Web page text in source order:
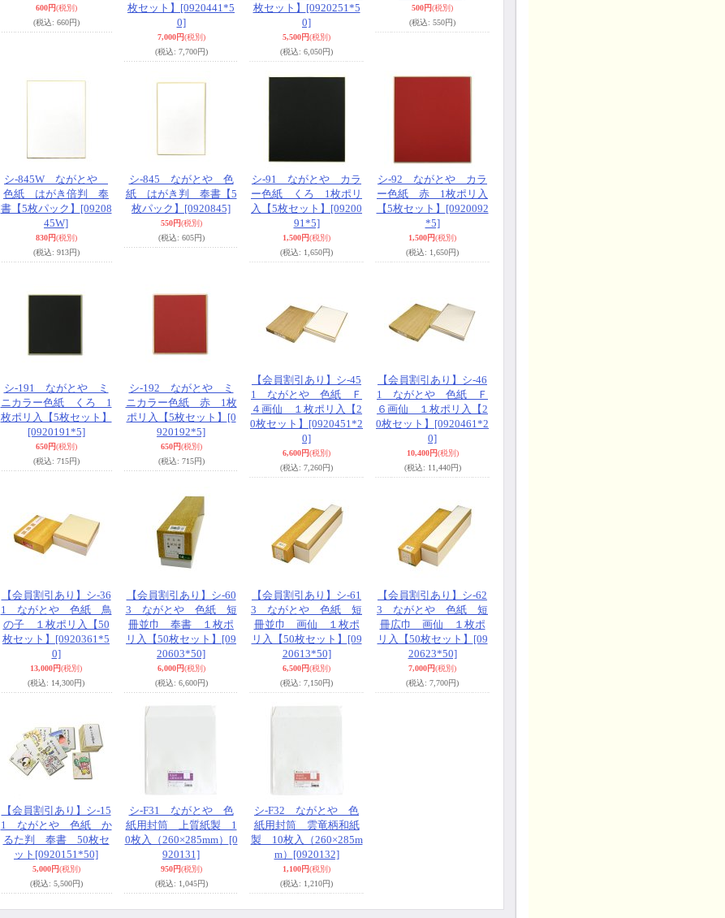
600円(税別)
(税込: 660円)
枚セット】 [0920441*5
0]
7,000円(税別)
(税込: 7,700円)
枚セット】 [0920251*5
0]
5,500円(税別)
(税込: 6,050円)
500円(税別)
(税込: 550円)
シ-845W ながとや
色紙 はがき倍判 奉
書【5枚パック】 [09208
45W]
830円(税別)
(税込: 913円)
シ-845 ながとや 色
紙 はがき判 奉書【5
枚パック】 [0920845]
550円(税別)
(税込: 605円)
シ-91 ながとや カラ
ー色紙 くろ 1枚ポリ
入【5枚セット】 [09200
91*5]
1,500円(税別)
(税込: 1,650円)
シ-92 ながとや カラ
ー色紙 赤 1枚ポリ入
【5枚セット】 [0920092
*5]
1,500円(税別)
(税込: 1,650円)
シ-191 ながとや ミ
ニカラー色紙 くろ 1
枚ポリ入【5枚セット】
[0920191*5]
650円(税別)
(税込: 715円)
シ-192 ながとや ミ
ニカラー色紙 赤 1枚
ポリ入【5枚セット】 [0
920192*5]
650円(税別)
(税込: 715円)
【会員割引あり】シ-45
1 ながとや 色紙 Ｆ
４画仙 １枚ポリ入【2
0枚セット】 [0920451*2
0]
6,600円(税別)
(税込: 7,260円)
【会員割引あり】シ-46
1 ながとや 色紙 Ｆ
６画仙 １枚ポリ入【2
0枚セット】 [0920461*2
0]
10,400円(税別)
(税込: 11,440円)
【会員割引あり】シ-36
1 ながとや 色紙 鳥
の子 １枚ポリ入【50
枚セット】 [0920361*5
0]
13,000円(税別)
(税込: 14,300円)
【会員割引あり】シ-60
3 ながとや 色紙 短
冊並巾 奉書 １枚ポ
リ入【50枚セット】 [09
20603*50]
6,000円(税別)
(税込: 6,600円)
【会員割引あり】シ-61
3 ながとや 色紙 短
冊並巾 画仙 １枚ポ
リ入【50枚セット】 [09
20613*50]
6,500円(税別)
(税込: 7,150円)
【会員割引あり】シ-62
3 ながとや 色紙 短
冊広巾 画仙 １枚ポ
リ入【50枚セット】 [09
20623*50]
7,000円(税別)
(税込: 7,700円)
【会員割引あり】シ-15
1 ながとや 色紙 か
るた判 奉書 50枚セ
ット [0920151*50]
5,000円(税別)
(税込: 5,500円)
シ-F31 ながとや 色
紙用封筒 上質紙製 1
0枚入（260×285mm） [0
920131]
950円(税別)
(税込: 1,045円)
シ-F32 ながとや 色
紙用封筒 雲竜柄和紙
製 10枚入（260×285m
m） [0920132]
1,100円(税別)
(税込: 1,210円)